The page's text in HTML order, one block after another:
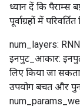
ध्यान दें कि पैराम्स
पूर्वाग्रहों में
num_layers: RNN
इनपुट_आकार:
लिए किया जा सकता
उपयोग बचत और